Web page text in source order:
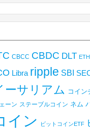
CBCC CBDC DLT ETH
Libra ripple SBI
ーサリアム コイン
ーン ステーブルコイン ネム
イン ビットコインETF